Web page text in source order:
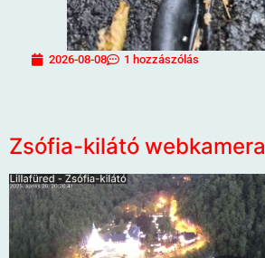
2026-08-08 1 hozzászólás
Zsófia-kilátó webkamera